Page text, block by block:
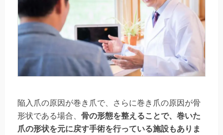
陥入爪の原因が巻き爪で、さらに巻き爪の原因が骨
形状である場合、 骨の形態を整えることで、巻いた
爪の形状を元に戻す手術を行っている施設もありま